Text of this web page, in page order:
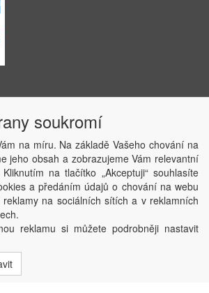
© ABRA Software a.s. 2020
soukromí
na míru. Na základě Vašeho chování na
jeho obsah a zobrazujeme Vám relevantní
na tlačítko „Akceptuji“ souhlasíte
a předáním údajů o chování na webu
na sociálních sítích a v reklamních
reklamu si můžete podrobněji nastavit